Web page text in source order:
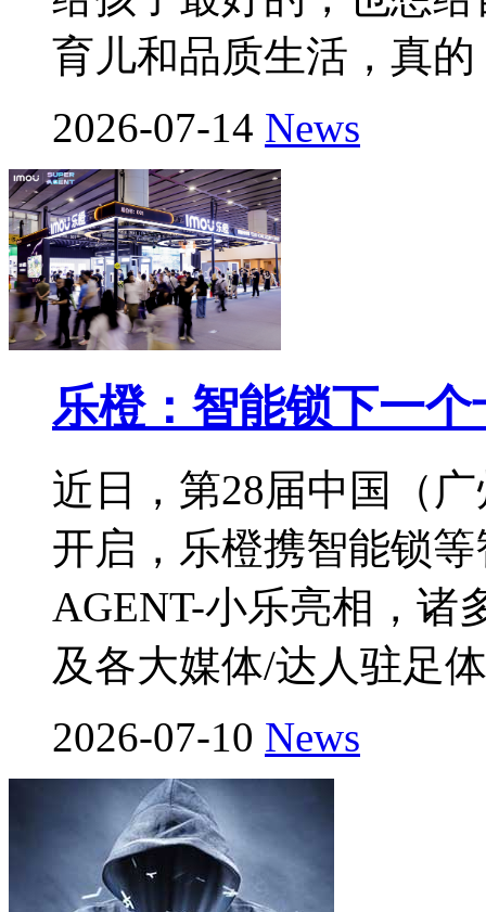
育儿和品质生活，真的
2026-07-14 News
乐橙：智能锁下一
近日，第28届中国（
开启，乐橙携智能锁
AGENT-小乐亮相，诸
及各大媒体/达人驻足体
2026-07-10 News